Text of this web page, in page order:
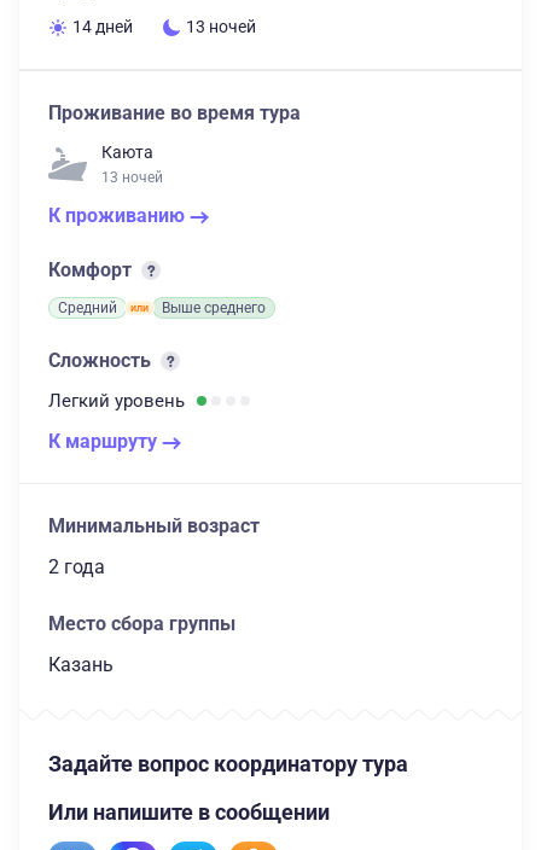
14 дней 13 ночей
Проживание во время тура
Каюта
13 ночей
К проживанию
Комфорт
Средний Выше среднего
Сложность
Легкий уровень
К маршруту
Минимальный возраст
2 года
Место сбора группы
Казань
Задайте вопрос координатору тура
Или напишите в сообщении